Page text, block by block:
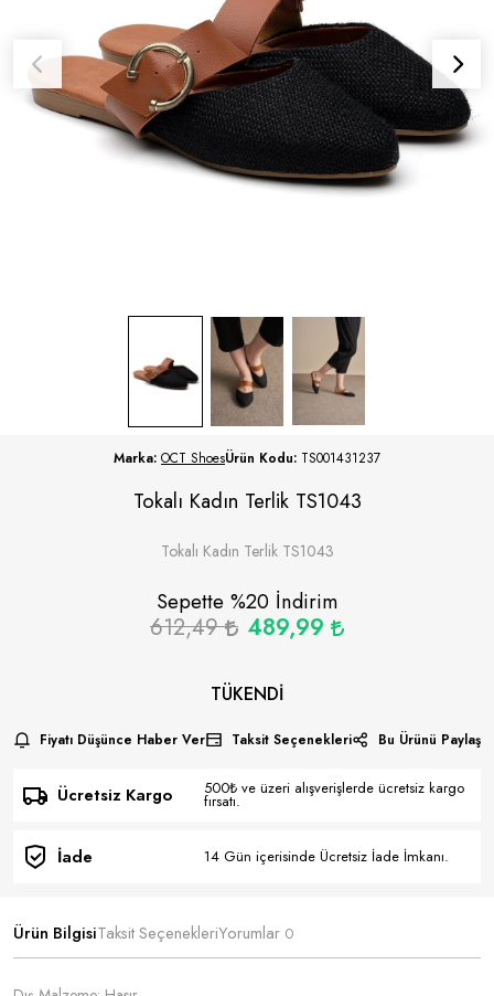
Marka: OCT ShoesÜrün Kodu: TS001431237
Tokalı Kadın Terlik TS1043
Tokalı Kadın Terlik TS1043
Sepette %20İndirim
612,49 489,99
TÜKENDI
Fiyatı Düşünce Haber Ver Taksit Seçenekleri Bu Ürünü Paylaş
Ücretsiz Kargo 500₺ ve üzeri alışverişlerde ücretsiz kargo
fırsatı.
İade 14 Gün içerisinde Ücretsiz İade İmkanı.
Ürün BilgisiTaksit SeçenekleriYorumlar 0